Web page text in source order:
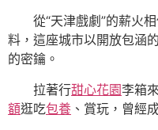
從“天津戲劇”的薪火
料，這座城市以開放包涵
的密鑰。
拉著行甜心花園李箱
額逛吃包養 、賞玩，曾經